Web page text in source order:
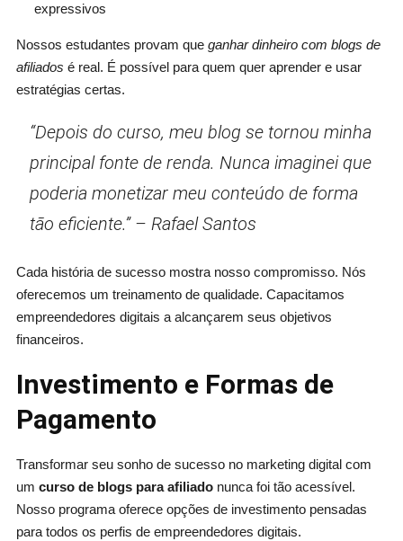
expressivos
Nossos estudantes provam que ganhar dinheiro com blogs de
afiliados é real. É possível para quem quer aprender e usar
estratégias certas.
“Depois do curso, meu blog se tornou minha
principal fonte de renda. Nunca imaginei que
poderia monetizar meu conteúdo de forma
tão eficiente.” – Rafael Santos
Cada história de sucesso mostra nosso compromisso. Nós
oferecemos um treinamento de qualidade. Capacitamos
empreendedores digitais a alcançarem seus objetivos
financeiros.
Investimento e Formas de
Pagamento
Transformar seu sonho de sucesso no marketing digital com
um curso de blogs para afiliadonunca foi tão acessível.
Nosso programa oferece opções de investimento pensadas
para todos os perfis de empreendedores digitais.